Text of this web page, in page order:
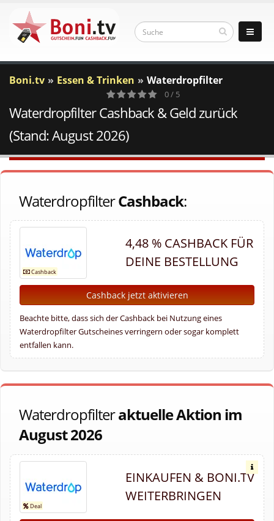
Boni.tv Essen & Trinken Waterdropfilter
0
Votes
0 / 5
Waterdropfilter Cashback & Geld zurück
(Stand: August 2026)
WaterdropfilterCashback:
4,48 % CASHBACK FÜR
DEINE BESTELLUNG
Cashback jetzt aktivieren
Beachte bitte, dass sich der Cashback bei Nutzung eines
Waterdropfilter Gutscheines verringern oder sogar komplett
entfallen kann.
Waterdropfilteraktuelle Aktion im
August 2026
EINKAUFEN & BONI.TV
WEITERBRINGEN